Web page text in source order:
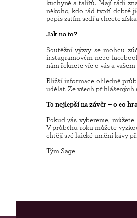
kuchyně a talířů. Mají rádi
někoho, kdo rád tvoří dobré
popis zatím sedí a chcete
Jak na to?
Soutěžní výzvy se mohou
instagramovém nebo
nám řeknete víc o vás a
Bližší informace ohledně
udělat. Ze všech
To nejlepší na závěr – o co
Pokud vás vybereme,
V průběhu roku můžete
chtějí své laické umění kávy
Tým Sage